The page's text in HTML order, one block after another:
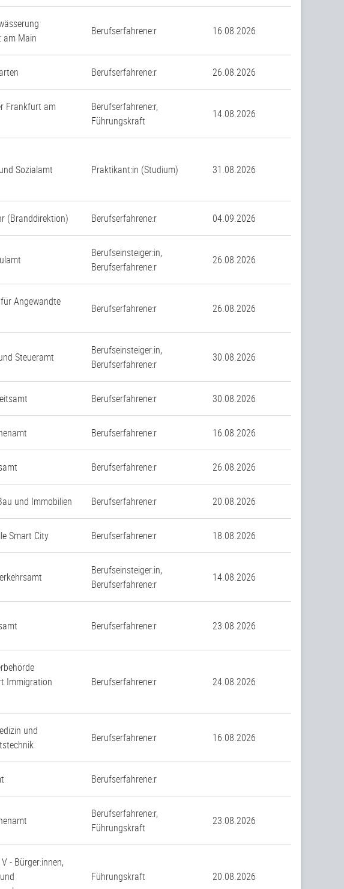
am Main
Berufserfahrene:r 16.08.2026
Berufserfahrene:r 26.08.2026
Frankfurt am
Berufserfahrene:r,
Führungskraft
14.08.2026
Sozialamt Praktikant:in (Studium) 31.08.2026
(Branddirektion) Berufserfahrene:r 04.09.2026
Berufseinsteiger:in,
Berufserfahrene:r
26.08.2026
Angewandte
Berufserfahrene:r 26.08.2026
Steueramt
Berufseinsteiger:in,
Berufserfahrene:r
30.08.2026
Berufserfahrene:r 30.08.2026
Berufserfahrene:r 16.08.2026
Berufserfahrene:r 26.08.2026
und Immobilien Berufserfahrene:r 20.08.2026
Smart City Berufserfahrene:r 18.08.2026
Berufseinsteiger:in,
Berufserfahrene:r
14.08.2026
Berufserfahrene:r 23.08.2026
Immigration
Berufserfahrene:r 24.08.2026
und
Berufserfahrene:r 16.08.2026
Berufserfahrene:r
Berufserfahrene:r,
Führungskraft
23.08.2026
- Bürger:innen,
Führungskraft 20.08.2026